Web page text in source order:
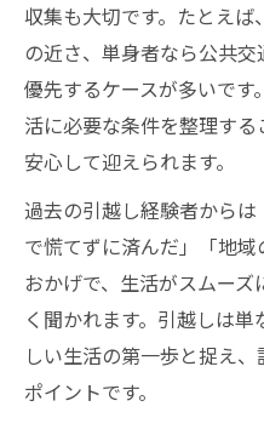
収集も大切です。たとえ
の近さ、単身者なら公共
優先するケースが多いで
活に必要な条件を整理す
安心して迎えられます。
過去の引越し経験者から
で慌てずに済んだ」「地
おかげで、生活がスムー
く聞かれます。引越しは
しい生活の第一歩と捉え
ポイントです。